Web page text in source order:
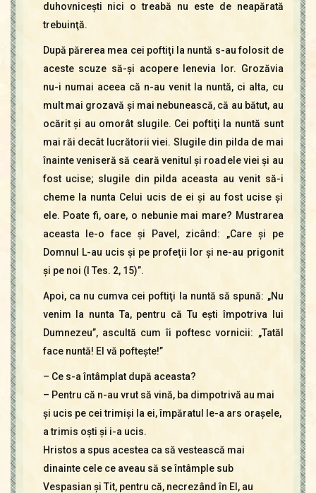
duhovniceşti nici o treabă nu este de neapărată
trebuinţă.
După părerea mea cei poftiţi la nuntă s-au folosit de
aceste scuze să-şi acopere lenevia lor. Grozăvia
nu-i numai aceea că n-au venit la nuntă, ci alta, cu
mult mai grozavă şi mai nebunească, că au bătut, au
ocărit şi au omorât slugile. Cei poftiţi la nuntă sunt
mai răi decât lucrătorii viei. Slugile din pilda de mai
înainte veniseră să ceară venitul şi roadele viei şi au
fost ucise; slugile din pilda aceasta au venit să-i
cheme la nunta Celui ucis de ei şi au fost ucise şi
ele. Poate fi, oare, o nebunie mai mare? Mustrarea
aceasta le-o face şi Pavel, zicând: „Care şi pe
Domnul L-au ucis şi pe profeţii lor şi ne-au prigonit
şi pe noi (I Tes. 2, 15)”.
Apoi, ca nu cumva cei poftiţi la nuntă să spună: „Nu
venim la nunta Ta, pentru că Tu eşti împotriva lui
Dumnezeu”, ascultă cum îi poftesc vornicii: „Tatăl
face nuntă! El vă pofteşte!”
– Ce s-a întâmplat după aceasta?
– Pentru că n-au vrut să vină, ba dimpotrivă au mai
şi ucis pe cei trimişi la ei, împăratul le-a ars oraşele,
a trimis oşti şi i-a ucis.
Hristos a spus acestea ca să vestească mai
dinainte cele ce aveau să se întâmple sub
Vespasian şi Tit, pentru că, necrezând în El, au